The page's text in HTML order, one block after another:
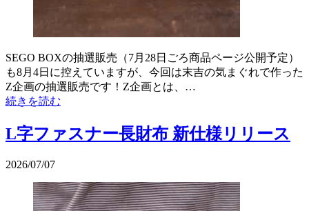
SEGO BOXの抽選販売（7月28日ごろ商品ページ公開予定）
も8月4日に控えていますが、今回は末吉の気まぐれで作った
Z企画の抽選販売です！Z企画とは、…
続きを読む
L字ファスナー長財布 新仕様リリース
2026/07/07